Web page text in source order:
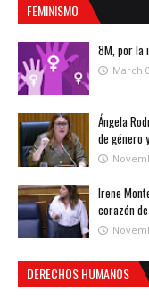
FEMINISMO
8M, por la
March
Ángela
de género
Irene
corazón
DERECHOS HUMANOS